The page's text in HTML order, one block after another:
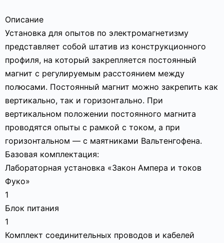
Описание
Установка для опытов по электромагнетизму
представляет собой штатив из конструкционного
профиля, на который закрепляется постоянный
магнит с регулируемым расстоянием между
полюсами. Постоянный магнит можно закрепить как
вертикально, так и горизонтально. При
вертикальном положении постоянного магнита
проводятся опыты с рамкой с током, а при
горизонтальном — с маятниками Вальтенгофена.
Базовая комплектация:
Лабораторная установка «Закон Ампера и токов
Фуко»
1
Блок питания
1
Комплект соединительных проводов и кабелей